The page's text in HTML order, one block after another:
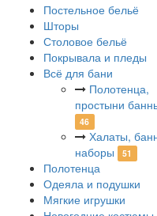
Постельное бельё
Шторы
Столовое бельё
Покрывала и пледы
Всё для бани
Полотенца,
простыни
46
Халаты,
наборы
51
Полотенца
Одеяла и подушки
Мягкие игрушки